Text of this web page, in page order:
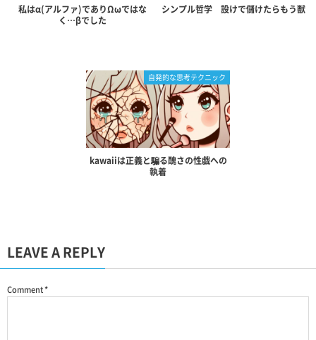
私はα(アルファ)でありΩωではな
く…βでした
シンプル哲学 設けで儲けたらもう獣
自発的な思考テクニック
kawaiiは正義と騙る醜さの性戯への
執着
LEAVE A REPLY
Comment*